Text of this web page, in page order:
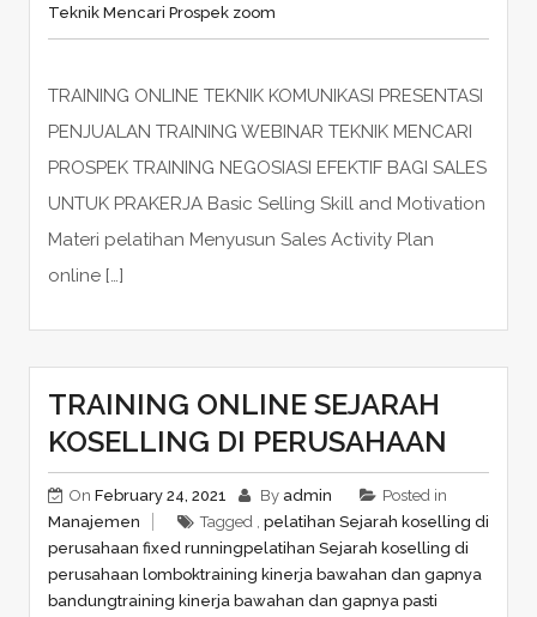
Teknik Mencari Prospek zoom
TRAINING ONLINE TEKNIK KOMUNIKASI PRESENTASI
PENJUALAN TRAINING WEBINAR TEKNIK MENCARI
PROSPEK TRAINING NEGOSIASI EFEKTIF BAGI SALES
UNTUK PRAKERJA Basic Selling Skill and Motivation
Materi pelatihan Menyusun Sales Activity Plan
online […]
TRAINING ONLINE SEJARAH
KOSELLING DI PERUSAHAAN
On February 24, 2021 By admin
Posted in
Manajemen
Tagged , pelatihan Sejarah koselling di
perusahaan fixed runningpelatihan Sejarah koselling di
perusahaan lomboktraining kinerja bawahan dan gapnya
bandungtraining kinerja bawahan dan gapnya pasti